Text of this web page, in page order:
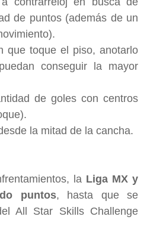
de puntos (además de un
que toque el piso, anotarlo
conseguir la mayor
de goles con centros
la mitad de la cancha.
la Liga MX y
puntos, hasta que se
All Star Skills Challenge